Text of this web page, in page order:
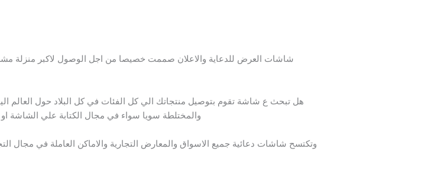
شاشات العرض للدعاية والاعلان صممت خصيصا من اجل الوصول لاكبر منزلة
هل تبحث ع شاشة تقوم بتوصيل منتجاتك الي كل الفئات في كل البلاد حول العالم
والمختلطة سويا سواء في مجال الكتابة علي الشاشة
وتكتسح شاشات دعائية جميع الاسواق والمعارض التجارية والاماكن العاملة في مجال